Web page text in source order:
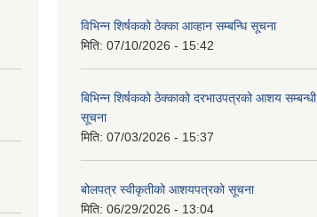
विभिन्न शिर्षकको ठेक्का आव्हान सम्बन्धि सूचना
मिति: 07/10/2026 - 15:42
बिभिन्‍न शिर्षकको ठेक्काको दरभाउपत्रको आशय सम्बन्धी
सूचना
मिति: 07/03/2026 - 15:37
बोलपत्र स्वीकृतीको आशयपत्रको सूचना
मिति: 06/29/2026 - 13:04